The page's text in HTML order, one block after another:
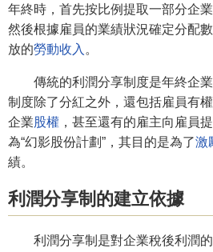
年終時，首先按比例提取一部分企業
然後根據雇員的業績狀況確定分配
放的勞動收入 。
傳統的利潤分享制度是年終企業
制度除了分紅之外，還包括雇員有
企業股權 ，甚至還有的雇主向雇員
為“幻影股份計劃”，其目的是為了激
績。
利潤分享制的建立依據
利潤分享制是對企業稅後利潤的